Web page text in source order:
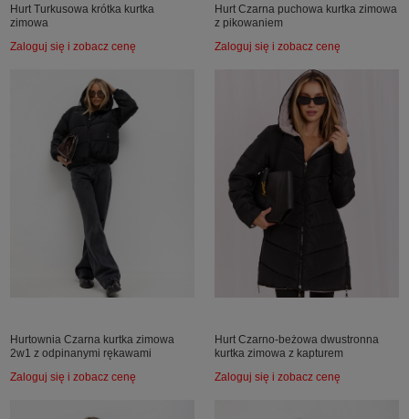
Hurt Turkusowa krótka kurtka
zimowa
Zaloguj się i zobacz cenę
Hurt Czarna puchowa kurtka zimowa
z pikowaniem
Zaloguj się i zobacz cenę
Hurtownia Czarna kurtka zimowa
2w1 z odpinanymi rękawami
Zaloguj się i zobacz cenę
Hurt Czarno-beżowa dwustronna
kurtka zimowa z kapturem
Zaloguj się i zobacz cenę